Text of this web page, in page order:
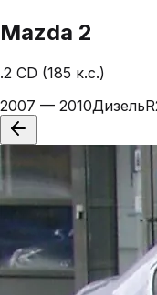
Mazda 2
.2 CD (185 к.с.)
2007 — 2010Дизель